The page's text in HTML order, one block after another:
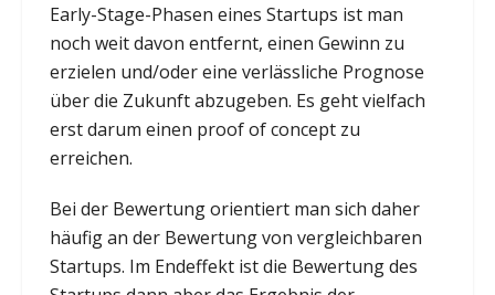
Early-Stage-Phasen eines Startups ist man
noch weit davon entfernt, einen Gewinn zu
erzielen und/oder eine verlässliche Prognose
über die Zukunft abzugeben. Es geht vielfach
erst darum einen proof of concept zu
erreichen.
Bei der Bewertung orientiert man sich daher
häufig an der Bewertung von vergleichbaren
Startups. Im Endeffekt ist die Bewertung des